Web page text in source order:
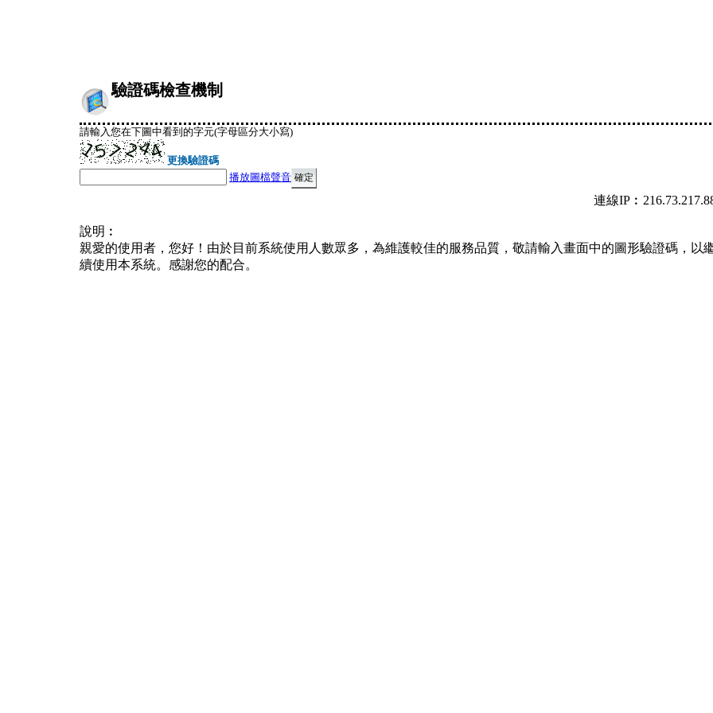
驗證碼檢查機制
請輸入您在下圖中看到的字元(字母區分大小寫)
更換驗證碼
播放圖檔聲音
連線
說明︰
親愛的使用者，您好！由於目前系統使用人數眾多，為維護較佳的服務品質，敬請輸入畫面中的圖形驗證碼，以
續使用本系統。感謝您的配合。